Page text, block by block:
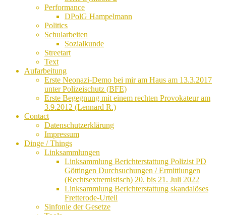
Performance
DPolG Hampelmann
Politics
Schularbeiten
Sozialkunde
Streetart
Text
Aufarbeitung
Erste Neonazi-Demo bei mir am Haus am 13.3.2017
unter Polizeischutz (BFE)
Erste Begegnung mit einem rechten Provokateur am
3.9.2012 (Lennard R.)
Contact
Datenschutzerklärung
Impressum
Dinge / Things
Linksammlungen
Linksammlung Berichterstattung Polizist PD
Göttingen Durchsuchungen / Ermittlungen
(Rechtsextremistisch) 20. bis 21. Juli 2022
Linksammlung Berichterstattung skandalöses
Fretterode-Urteil
Sinfonie der Gesetze